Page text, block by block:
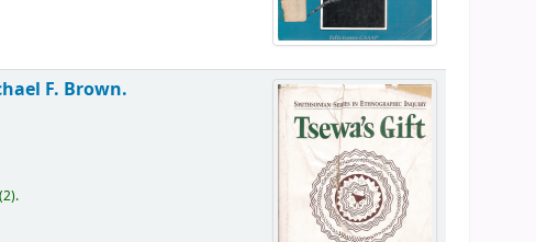
F. Brown.
(2).